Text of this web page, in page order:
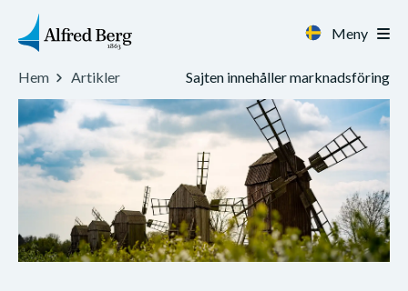
Meny
Sajten innehåller marknadsföring
Hem Artikler